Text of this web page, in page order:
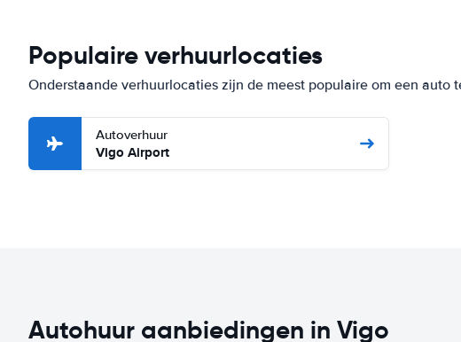
Populaire verhuurlocaties
Onderstaande verhuurlocaties zijn de meest populaire om een auto
Autoverhuur
Vigo Airport
Autohuur aanbiedingen in Vigo